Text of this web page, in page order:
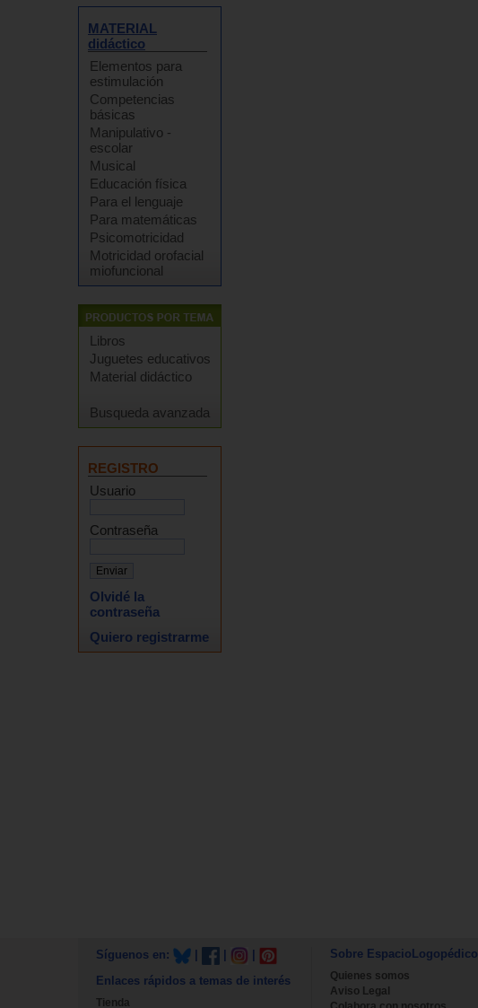
MATERIAL
didáctico
Elementos para
estimulación
Competencias
básicas
Manipulativo -
escolar
Musical
Educación física
Para el lenguaje
Para matemáticas
Psicomotricidad
Motricidad orofacial
miofuncional
Libros
Juguetes educativos
Material didáctico
Busqueda avanzada
REGISTRO
Usuario
Contraseña
Olvidé la
contraseña
Quiero registrarme
Síguenos en:
Enlaces rápidos a temas de interés
Tienda
Sobre EspacioLogopédico
Quienes somos
Aviso Legal